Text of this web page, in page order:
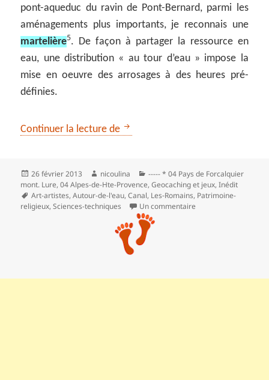
pont-aqueduc du ravin de Pont-Bernard, parmi les
aménagements plus importants, je reconnais une
martelière5. De façon à partager la ressource en
eau, une distribution « au tour d’eau » impose la
mise en oeuvre des arrosages à des heures pré-
définies.
Continuer la lecture de Boucle de Ganagobie par le
Publié
le
26 février 2013 Auteur
nicoulina Catégories
----- * 04 Pays de Forcalquier
mont. Lure,04 Alpes-de-Hte-Provence,Geocaching et jeux,Inédit
Mots-
clés
Art-artistes,Autour-de-l'eau,Canal, Les‑Romains, Patrimoine-
religieux,Sciences-techniques Un commentaire